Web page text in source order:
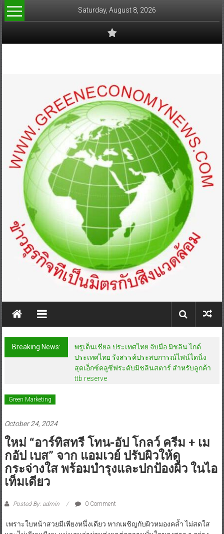
Skip
to
Saturday, August 8, 2026
Breaking News:
พรูเด็นเชียล ประเทศไทย จับมือ มิชลิน ไกด์
ประเทศไทย รังสรรค์ประสบการณ์ไฟน์ไดนิ่ง
สุดเอ็กซ์คลูซีฟระดับมิชลินสตาร์ สำหรับลูกค้า
ttb reserve
Green Marketing
October 24, 2024
ใหม่ “อาร์ทิสทรี โทน-อัป โกลว์ ครีม + เม
กอัป เบส” จาก แอมเวย์ ปรับผิวให้ดู
กระจ่างใส พร้อมบำรุงและปกป้องผิว ในไอ
เท็มเดียว
Posted By: admin 0 Comment
เพราะใบหน้าสวยมีเพียงหนึ่งเดียว หากเผชิญกับผิวหมองคล้ำ ไม่สดใส